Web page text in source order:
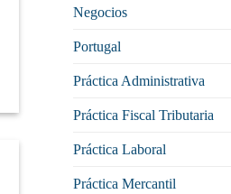
Negocios
Portugal
Práctica Administrativa
Práctica Fiscal Tributaria
Práctica Laboral
Práctica Mercantil